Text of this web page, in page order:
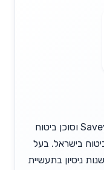
זאב יופה, בן 63 מחדרה — מייסד Savey וסוכן ביטוח
בישראל. בעל
תואר שני במנהל עסקים ויותר מ-40 שנות ניסיון בתעשיית